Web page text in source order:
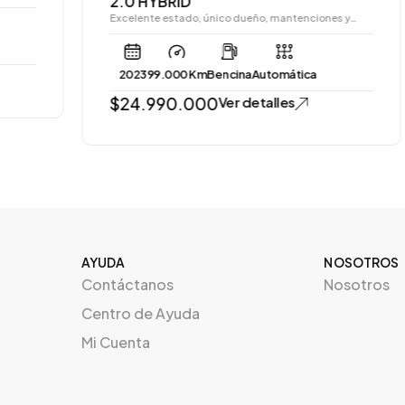
Excelente estado, único dueño, mantenciones y…
99.000 KmBencinaAutomática
24.990.000 Ver detalles
AYUDA
Contáctanos
Centro de Ayuda
Mi Cuenta
NOSOTROS
Nosotros